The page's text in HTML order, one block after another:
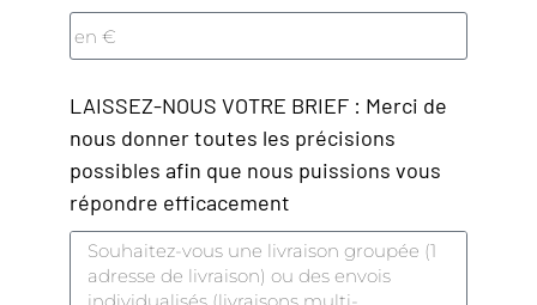
LAISSEZ-NOUS VOTRE BRIEF : Merci de
nous donner toutes les précisions
possibles afin que nous puissions vous
répondre efficacement